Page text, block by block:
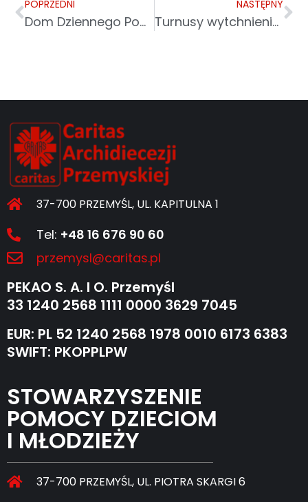
POPRZEDNI
Dom Dziennego Pobytu „Senior+” w Przychojcu
NASTĘPNY
Turnusy wytchnieniowe dla dzieci z Ukrainy
37-700 PRZEMYŚL, UL. KAPITULNA 1
Tel: +48 16 676 90 60
przemysl@caritas.pl
PEKAO S. A. I O. Przemyśl
33 1240 2568 1111 0000 3629 7045
EUR: PL 52 1240 2568 1978 0010 6173 6383
SWIFT: PKOPPLPW
STOWARZYSZENIE
POMOCY DZIECIOM
I MŁODZIEŻY
37-700 PRZEMYŚL, UL. PIOTRA SKARGI 6